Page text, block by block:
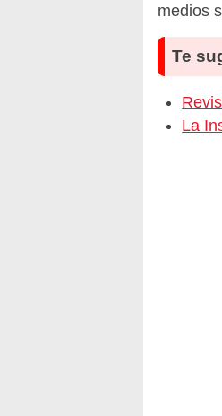
medios
Te
La